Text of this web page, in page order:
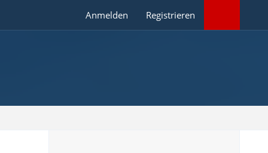
Anmelden Registrieren